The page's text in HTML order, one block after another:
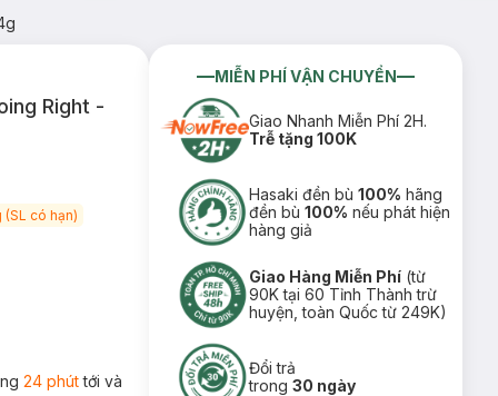
Right -
(SL có hạn)
24 phúttới và
MIỄN PHÍ VẬN CHUYỂN
Giao Nhanh Miễn Phí 2H.
Trễ tặng 100K
Hasaki đền bù100% hãng
đền bù100% nếu phát hiện
hàng giả
Giao Hàng Miễn Phí (từ
90K tại 60 Tỉnh Thành trừ
huyện, toàn Quốc từ 249K)
Đổi trả
trong30 ngày